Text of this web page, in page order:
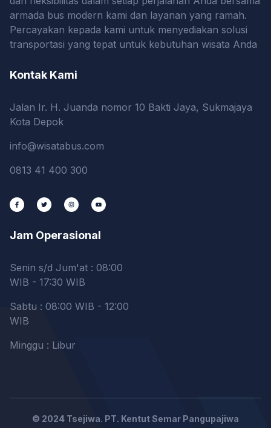
armada bus modern kami dan layanan yang ramah.
Percayakan kepada kami untuk menyediakan solusi
transportasi yang tepat untuk kebutuhan wisata Anda
Kontak Kami
Jalan Ir. H. Juanda nomor 10 Bakti Jaya, Sukmajaya
Kota Depok
info@wisatabus.com
0813 41 400 300
Jam Operasional
Senin s/d Jum'at : 08:00
WIB - 17:30 WIB
Sabtu : 08:00 WIB - 12:00
WIB
Minggu : Libur
© 2024 Tsejiwa. PT. Kentut Semar Pangupajiwa